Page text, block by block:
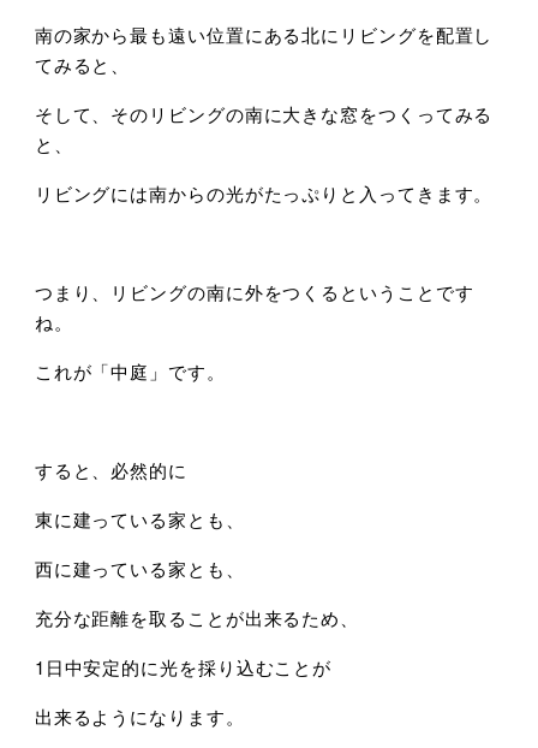
南の家から最も遠い位置にある北にリビングを配置し
てみると、
そして、そのリビングの南に大きな窓をつくってみる
と、
リビングには南からの光がたっぷりと入ってきます。
つまり、リビングの南に外をつくるということです
ね。
これが「中庭」です。
すると、必然的に
東に建っている家とも、
西に建っている家とも、
充分な距離を取ることが出来るため、
1日中安定的に光を採り込むことが
出来るようになります。